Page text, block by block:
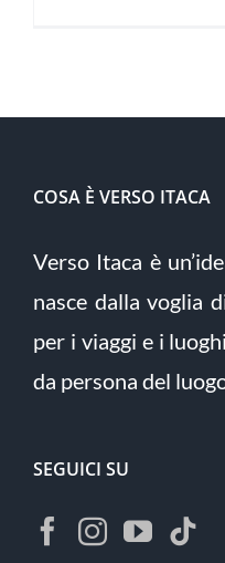
COSA È VERSO ITACA
Verso Itaca è
nasce dalla voglia
per i viaggi e i
da persona del
SEGUICI SU